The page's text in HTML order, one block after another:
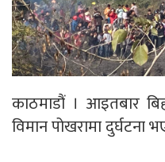
काठमाडौं । आइतबार
विमान पोखरामा दुर्घटना